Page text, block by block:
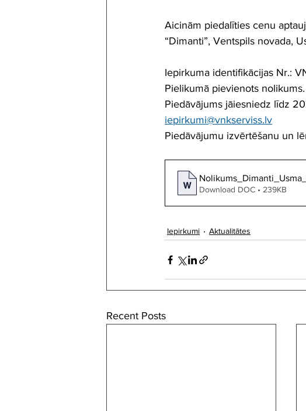
Aicinām piedalīties cenu
“Dimanti”, Ventspils novada,
Iepirkuma identifikācijas Nr.:
Pielikumā pievienots nolikums.
Piedāvājums jāiesniedz līdz
iepirkumi@vnkserviss.lv
Piedāvājumu izvērtēšanu un
Download DOC • 239KB
Iepirkumi Aktualitātes
Recent Posts